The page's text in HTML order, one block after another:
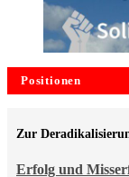
Positionen
Erfolg und
Zur